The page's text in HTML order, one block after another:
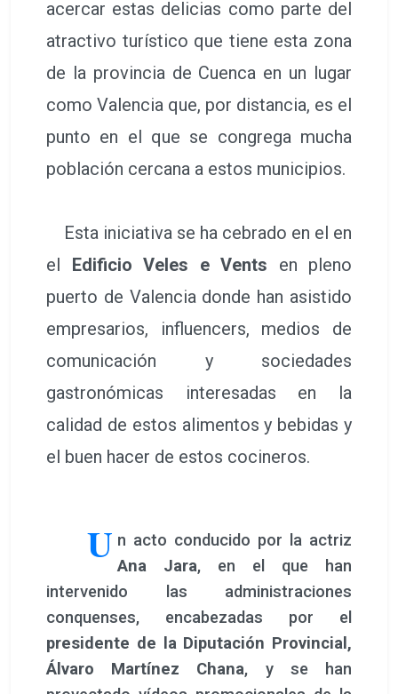
empresarios, influencers, medios de
comunicación y sociedades
gastronómicas interesadas en la
calidad de estos alimentos y bebidas y
el buen hacer de estos cocineros.
U n acto conducido por la actriz
Ana Jara
, en el que han
intervenido las administraciones
conquenses, encabezadas por el
presidente de la Diputación Provincial,
Álvaro Martínez Chana
, y se han
proyectado vídeos promocionales de la
comarca.
En una segunda parte, la influencer
elaborado un
“salteadito de champiñones
con canastillas de base de parmesano y
ensalada de burrata
” con productos
realizados en el Valle del Cabriel.
Posteriormente, se han dado a probar en